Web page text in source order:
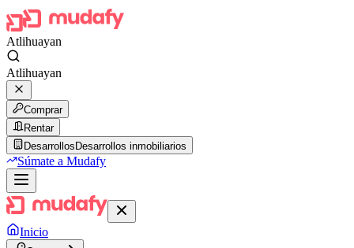
Atlihuayan
Atlihuayan
Comprar
Rentar
Desarrollos Desarrollos inmobiliarios
Súmate a Mudafy
Inicio